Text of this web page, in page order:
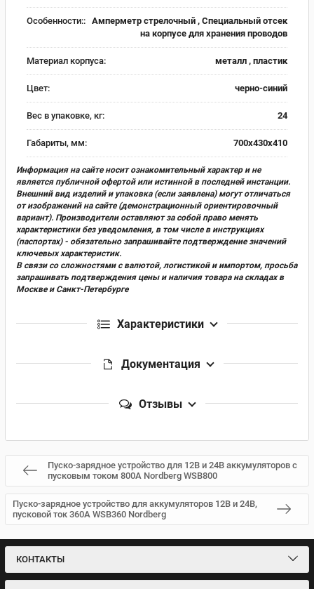
Особенности:: Амперметр стрелочный , Специальный отсек
на корпусе для хранения проводов
Материал корпуса: металл , пластик
Цвет: черно-синий
Вес в упаковке, кг: 24
Габариты, мм: 700х430х410
Информация на сайте носит ознакомительный характер и не
является публичной офертой или истинной в последней инстанции.
Внешний вид изделий и упаковка (если заявлена) могут отличаться
от изображений на сайте (демонстрационный ориентировочный
вариант). Производители оставляют за собой право менять
характеристики без уведомления, в том числе в инструкциях
(паспортах) - обязательно запрашивайте подтверждение значений
ключевых характеристик.
В связи со сложностями с валютой, логистикой и импортом, просьба
запрашивать подтверждения цены и наличия товара на складах в
Москве и Санкт-Петербурге
Характеристики
Документация
Отзывы
Пуско-зарядное устройство для 12В и 24В аккумуляторов с
пусковым током 800А Nordberg WSB800
Пуско-зарядное устройство для аккумуляторов 12В и 24В,
пусковой ток 360А WSB360 Nordberg
КОНТАКТЫ